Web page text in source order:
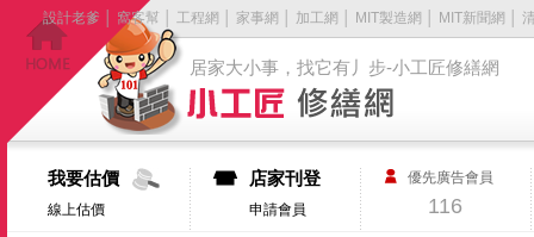
居家大小事，找它有丿步-小工匠修繕網
設計老爹 窩客幫 工程網 家事網 加工網 MIT製造網 MIT新聞網
我要估價
線上估價
店家刊登
申請會員
優先廣告會員
116